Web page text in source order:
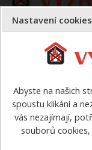
a
Požární sport
hvězdičkou
Abyste na našich
spoustu klikání a
vás nezajímají,
souborů